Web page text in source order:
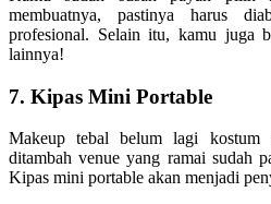
membuatnya, pastinya harus
profesional. Selain itu, kamu juga
lainnya!
7. Kipas Mini Portable
Makeup tebal belum lagi kostum
ditambah venue yang ramai sudah
Kipas mini portable akan menjadi